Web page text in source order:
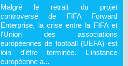
Malgré le retrait du projet
controversé de FIFA Forward
Enterprise, la crise entre la FIFA et
l'Union des associations
européennes de football (UEFA) est
loin d'être terminée. L'instance
européenne a...